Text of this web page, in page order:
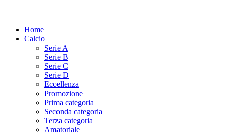
Home
Calcio
Serie A
Serie B
Serie C
Serie D
Eccellenza
Promozione
Prima categoria
Seconda categoria
Terza categoria
Amatoriale